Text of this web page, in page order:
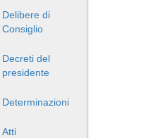
Delibere di
Consiglio
Decreti del
presidente
Determinazioni
Atti